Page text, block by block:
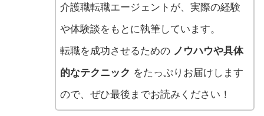
介護職転職エージェントが、実際の経験
や体験談をもとに執筆しています。
転職を成功させるための ノウハウや具体
的なテクニック をたっぷりお届けします
ので、ぜひ最後までお読みください！